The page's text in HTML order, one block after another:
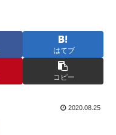
はてブ
コピー
2020.08.25